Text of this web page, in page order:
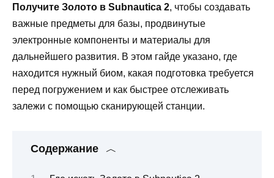
Получите Золото в Subnautica 2, чтобы создавать
важные предметы для базы, продвинутые
электронные компоненты и материалы для
дальнейшего развития. В этом гайде указано, где
находится нужный биом, какая подготовка требуется
перед погружением и как быстрее отслеживать
залежи с помощью сканирующей станции.
Содержание